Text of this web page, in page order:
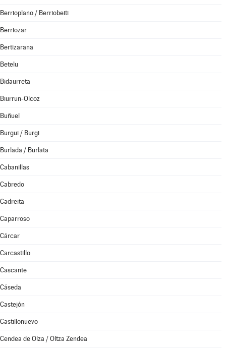
Berrioplano / Berriobeiti
Berriozar
Bertizarana
Betelu
Bidaurreta
Biurrun-Olcoz
Buñuel
Burgui / Burgi
Burlada / Burlata
Cabanillas
Cabredo
Cadreita
Caparroso
Cárcar
Carcastillo
Cascante
Cáseda
Castejón
Castillonuevo
Cendea de Olza / Oltza Zendea